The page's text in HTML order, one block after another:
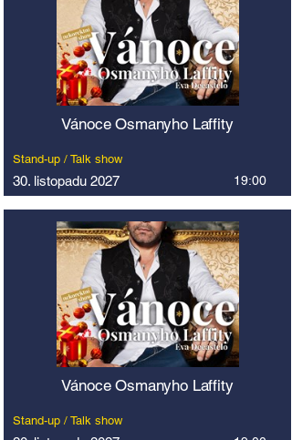
Vánoce Osmanyho Laffity
Stand-up / Talk show
30. listopadu 2027 19:00
Vánoce Osmanyho Laffity
Stand-up / Talk show